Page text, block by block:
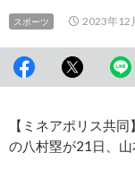
スポーツ 2023年12
【ミネアポリス共
の八村塁が21日、